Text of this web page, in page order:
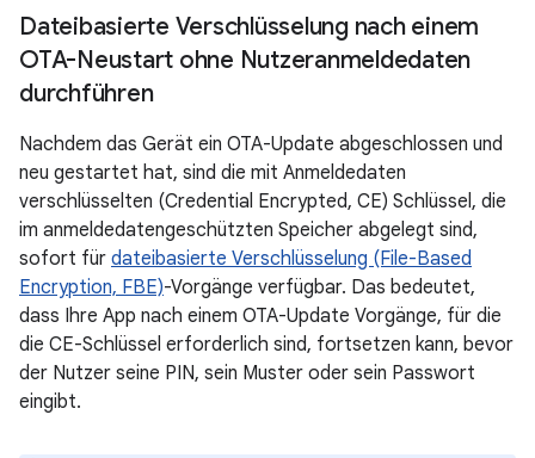
Dateibasierte Verschlüsselung nach einem
OTA-Neustart ohne Nutzeranmeldedaten
durchführen
Nachdem das Gerät ein OTA-Update abgeschlossen und
neu gestartet hat, sind die mit Anmeldedaten
verschlüsselten (Credential Encrypted, CE) Schlüssel, die
im anmeldedatengeschützten Speicher abgelegt sind,
sofort für dateibasierte Verschlüsselung (File-Based
Encryption, FBE)-Vorgänge verfügbar. Das bedeutet,
dass Ihre App nach einem OTA-Update Vorgänge, für die
die CE-Schlüssel erforderlich sind, fortsetzen kann, bevor
der Nutzer seine PIN, sein Muster oder sein Passwort
eingibt.